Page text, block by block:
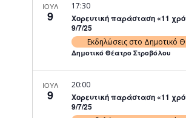
ΙΟΥΛ
9
Χορευτική παράσταση «11
9/7/25
17:30
Εκδηλώσεις στο Δημοτικό
Δημοτικό Θέατρο Στροβόλου
ΙΟΥΛ
9
Χορευτική παράσταση «11
9/7/25
20:00